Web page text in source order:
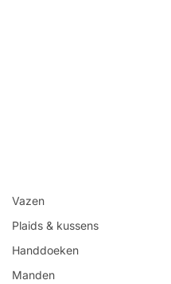
Vazen
Plaids & kussens
Handdoeken
Manden